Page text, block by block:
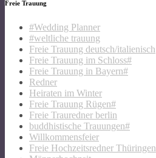
Freie Trauung
#Wedding Planner
#weltliche trauung
Freie Trauung deutsch/italienisch
Freie Trauung im Schloss#
Freie Trauung in Bayern#
Redner
Heiraten im Winter
Freie Trauung Rügen#
Freie Trauredner berlin
buddhistische Trauungen#
Willkommensfeier
Freie Hochzeitsredner Thüringen